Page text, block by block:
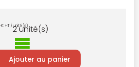
€ HT / unité(s)
2unité(s)
Ajouter au panier